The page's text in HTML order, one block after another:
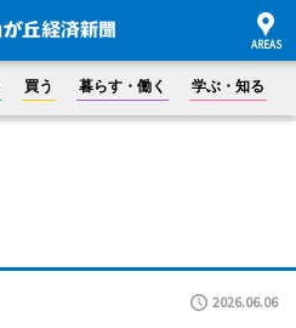
買う 暮らす・働く 学ぶ・知る
2026.06.06